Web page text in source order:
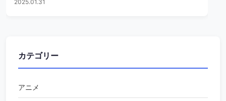
2025.01.31
カテゴリー
アニメ